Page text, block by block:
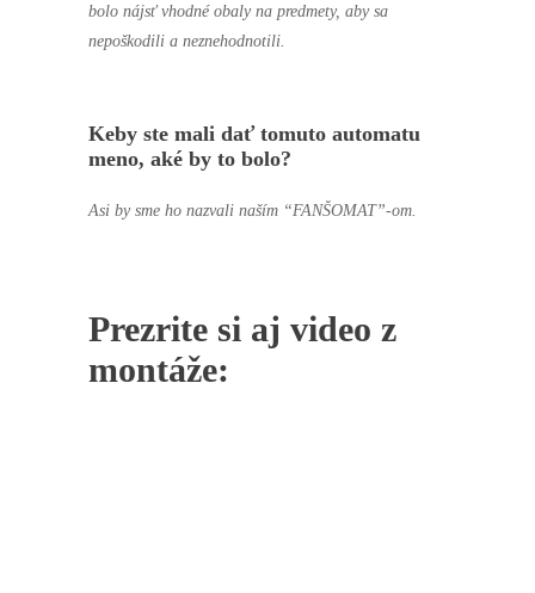
bolo nájsť vhodné obaly na predmety, aby sa
nepoškodili a neznehodnotili.
Keby ste mali dať tomuto automatu
meno, aké by to bolo?
Asi by sme ho nazvali naším “FANŠOMAT”-om.
Prezrite si aj video z
montáže: